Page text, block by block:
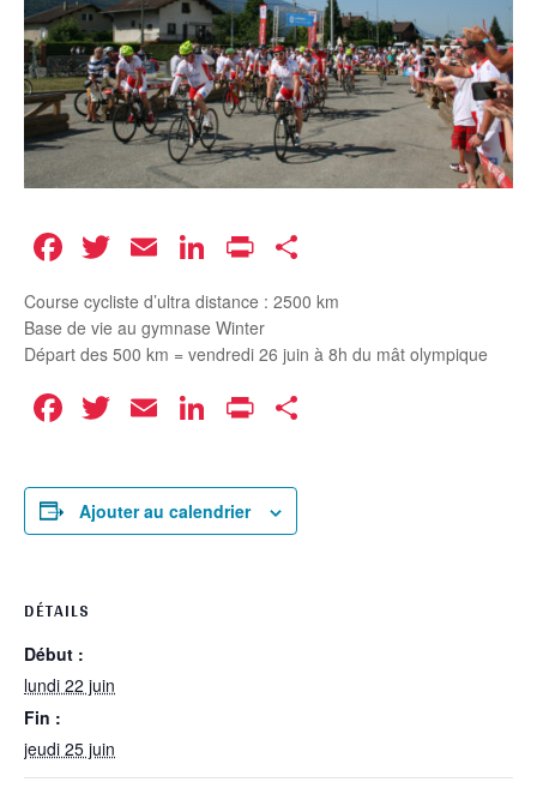
Facebook
Twitter
EmailLinkedIn
Print
Course cycliste d’ultra distance : 2500 km
Base de vie au gymnase Winter
Départ des 500 km = vendredi 26 juin à 8h du mât olympique
Facebook
Twitter
EmailLinkedIn
Print
Ajouter au calendrier
DÉTAILS
Début :
lundi 22 juin
Fin :
jeudi 25 juin